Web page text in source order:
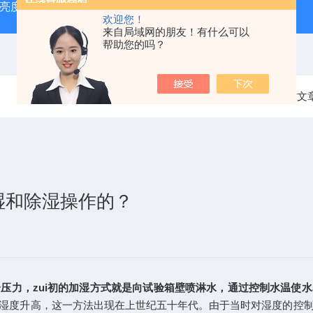
欢迎您！
来自局域网的朋友！有什么可以
帮助您的吗？
度检测仪）
当前位置：首页 技术文
除湿操作的？
力，zui初的加湿方式就是向试验箱壁喷淋水，通过控制水温使
度升高，这一方法出现在上世纪五十年代。由于当时对湿度的控